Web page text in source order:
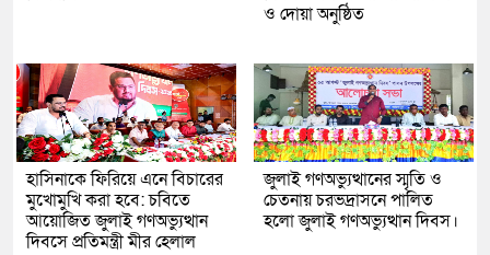
ও দোয়া অনুষ্ঠিত
হাসিনাকে ফিরিয়ে এনে বিচারের
মুখোমুখি করা হবে: চবিতে
আয়োজিত জুলাই গণঅভ্যুত্থান
দিবসে প্রতিমন্ত্রী মীর হেলাল
জুলাই গণঅভ্যুত্থানের স্মৃতি ও
চেতনায় চরভদ্রাসনে পালিত
হলো জুলাই গণঅভ্যুত্থান দিবস।